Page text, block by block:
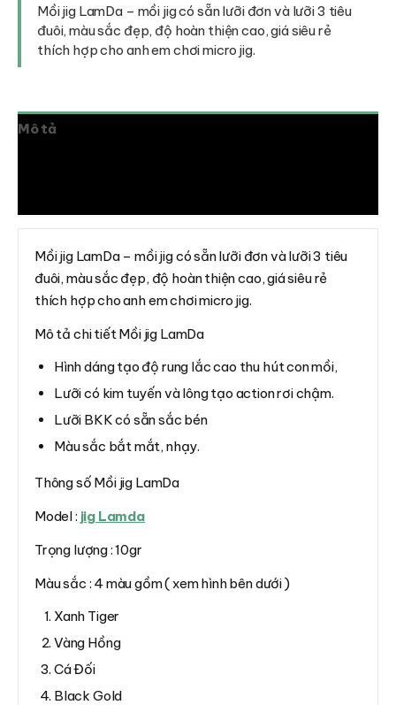
lượngMồi jig LamDa – mồi jig có sẵn lưỡi đơn và lưỡi 3 tiêu
đuôi, màu sắc đẹp, độ hoàn thiện cao, giá siêu rẻ
thích hợp cho anh em chơi micro jig.
Mô tả
Mồi jig LamDa – mồi jig có sẵn lưỡi đơn và lưỡi 3 tiêu
đuôi, màu sắc đẹp, độ hoàn thiện cao, giá siêu rẻ
thích hợp cho anh em chơi micro jig.
Mô tả chi tiết Mồi jig LamDa
Hình dáng tạo độ rung lắc cao thu hút con mồi,
Lưỡi có kim tuyến và lông tạo action rơi chậm.
Lưỡi BKK có sẵn sắc bén
Màu sắc bắt mắt, nhạy.
Thông số Mồi jig LamDa
Model : jig Lamda
Trọng lượng : 10gr
Màu sắc : 4 màu gồm ( xem hình bên dưới )
Xanh Tiger
Vàng Hồng
Cá Đối
Black Gold